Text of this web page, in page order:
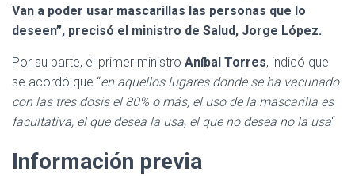
Van a poder usar mascarillas las personas que lo
deseen”, precisó el ministro de Salud, Jorge López.
Por su parte, el primer ministro Aníbal Torres, indicó que
se acordó que “en aquellos lugares donde se ha vacunado
con las tres dosis el 80% o más, el uso de la mascarilla es
facultativa, el que desea la usa, el que no desea no la usa“
Información previa